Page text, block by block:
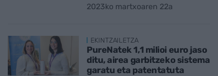
2023ko martxoaren 22a
EKINTZAILETZA
PureNatek 1,1 milioi euro jaso
ditu, airea garbitzeko sistema
garatu eta patentatuta